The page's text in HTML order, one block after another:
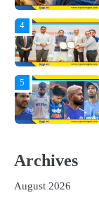
5
1
Archives
August 2026